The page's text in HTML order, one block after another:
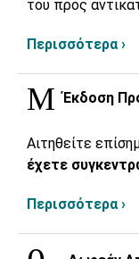
του προς
Περισσότερα ›
Έκδοση
Αιτηθείτε
έχετε
Περισσότερα ›